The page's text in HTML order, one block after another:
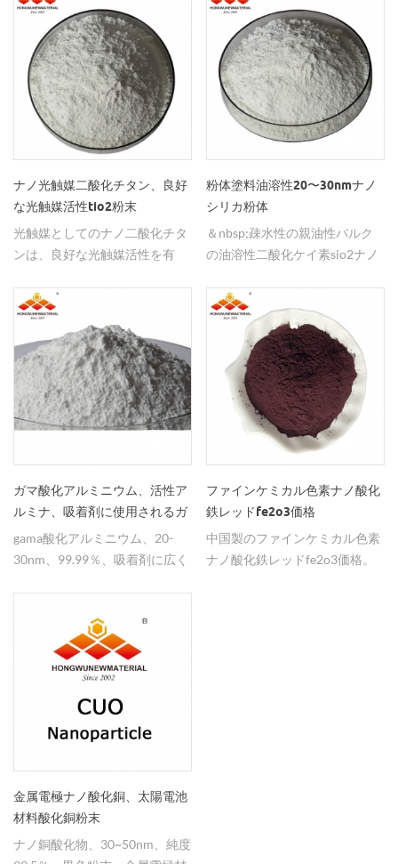
号：215-231-4 原産地：江蘇
省、中国（本土） グレード基
準：電子グレード、工業グレー
ド 純度：99.9％ 外観：イエロ
ー、ブルー、パープルパウダー
アプリケーション：エレクトロ
クロミック ブランド名：hw
nano
ナノ光触媒二酸化チタン、良好
な光触媒活性tio2粉末
光触媒としてのナノ二酸化チタ
ンは、良好な光触媒活性を有
粉体塗料油溶性20〜30nmナノ
シリカ粉体
＆nbsp;疎水性の親油性バルク
の油溶性二酸化ケイ素sio2ナノ
ガマ酸化アルミニウム、活性ア
ルミナ、吸着剤に使用されるガ
マアル2o3
gama酸化アルミニウム、20-
30nm、99.99％、吸着剤に広く
ムを供給することができます。
ファインケミカル色素ナノ酸化
鉄レッドfe2o3価格
中国製のファインケミカル色素
ナノ酸化鉄レッドfe2o3価格。
金属電極ナノ酸化銅、太陽電池
材料酸化銅粉末
ナノ銅酸化物、30~50nm、純度